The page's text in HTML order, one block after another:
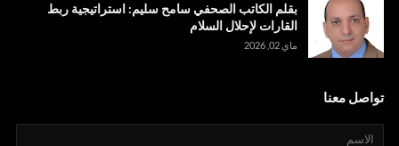
بقلم الكاتب الصحفي سامح سليم: استراتيجية ربط
القارات لإحلال السلام
ماي 02, 2026
تواصل معنا